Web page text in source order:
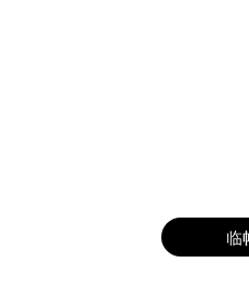
临